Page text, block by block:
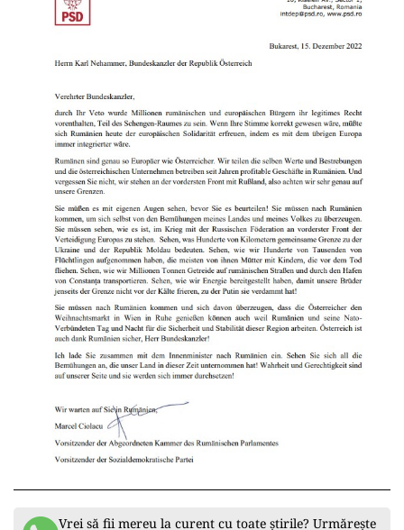
Vrei să fii mereu la curent cu toate știrile? Urmărește